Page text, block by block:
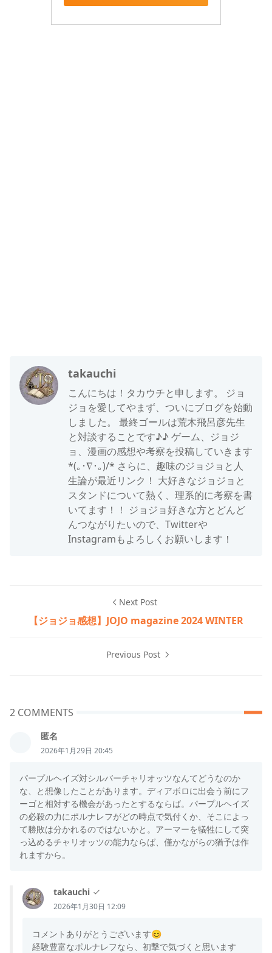
takauchi
こんにちは！タカウチと申します。 ジョ
ジョを愛してやまず、ついにブログを始動
しました。 最終ゴールは荒木飛呂彦先生
と対談することです♪♪ ゲーム、ジョジ
ョ、漫画の感想や考察を投稿していきます
*(｡･∇･｡)/* さらに、趣味のジョジョと人
生論が最近リンク！ 大好きなジョジョと
スタンドについて熱く、理系的に考察を書
いてます！！ ジョジョ好きな方とどんど
んつながりたいので、Twitterや
Instagramもよろしくお願いします！
Next Post
【ジョジョ感想】JOJO magazine 2024 WINTER
Previous Post
2 COMMENTS
匿名
2026年1月29日 20:45
パープルヘイズ対シルバーチャリオッツなんてどうなのか
な、と想像したことがあります。ディアボロに出会う前にフ
ーゴと相対する機会があったとするならば。パープルヘイズ
の必殺の力にポルナレフがどの時点で気付くか、そこによっ
て勝敗は分かれるのではないかと。アーマーを犠牲にして突
っ込めるチャリオッツの能力ならば、僅かながらの猶予は作
れますから。
takauchi
2026年1月30日 12:09
コメントありがとうございます😊
経験豊富なポルナレフなら、初撃で気づくと思います